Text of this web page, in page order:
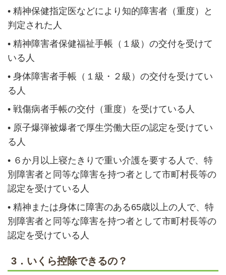
• 精神保健指定医などにより知的障害者（重度）と
判定された人
• 精神障害者保健福祉手帳（１級）の交付を受けて
いる人
• 身体障害者手帳（１級・２級）の交付を受けてい
る人
• 戦傷病者手帳の交付（重度）を受けている人
• 原子爆弾被爆者で厚生労働大臣の認定を受けてい
る人
• ６か月以上寝たきりで重い介護を要する人で、特
別障害者と同等な障害を持つ者として市町村長等の
認定を受けている人
• 精神または身体に障害のある65歳以上の人で、特
別障害者と同等な障害を持つ者として市町村長等の
認定を受けている人
3．いくら控除できるの？